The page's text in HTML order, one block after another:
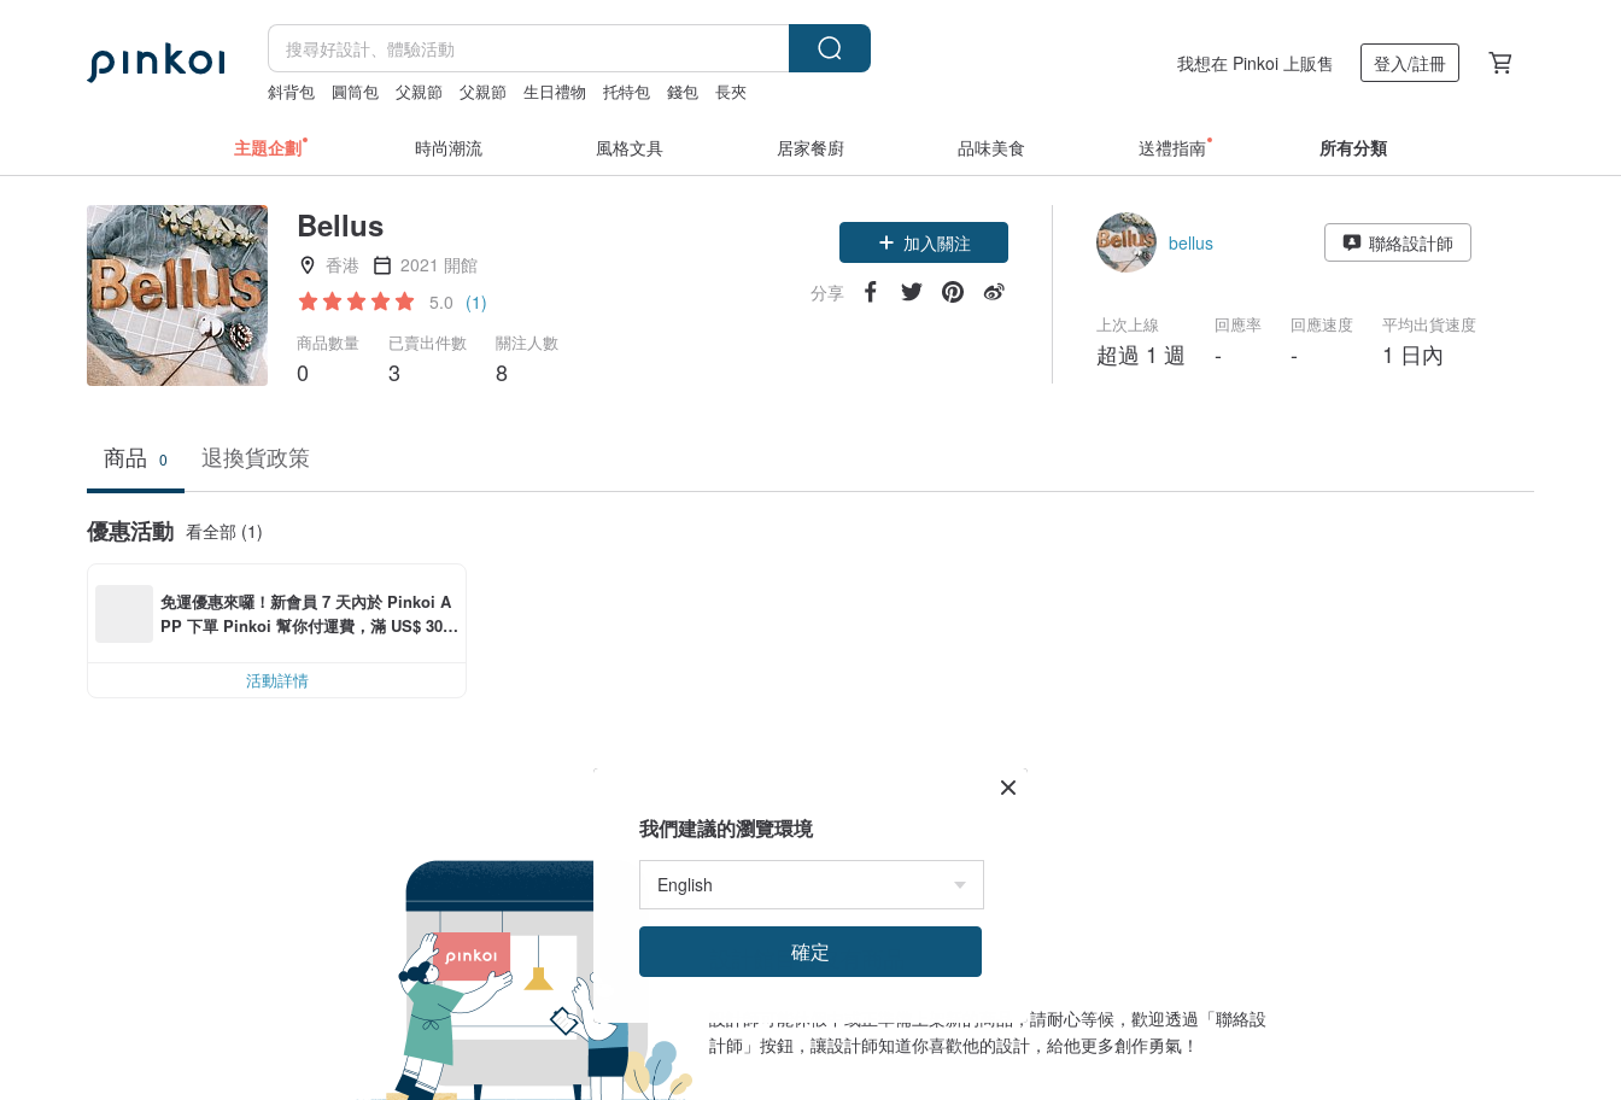
斜背包 圓筒包 父親節 父親節 生日禮物 托特包 錢包 長夾
我想在 Pinkoi 上販售 登入/註冊
主題企劃 時尚潮流 風格文具 居家餐廚 品味美食 送禮指南 所有分類
Bellus
香港
2021 開館
5.0 (1)
商品數量
0
已賣出件數
3
關注人數
8
加入關注
分享
bellus 聯絡設計師
上次上線
超過 1 週
回應率
-
回應速度
-
平均出貨速度
1 日內
商品 0 退換貨政策
優惠活動 看全部 (1)
免運優惠來囉！新會員 7 天內於 Pinkoi A
PP 下單 Pinkoi 幫你付運費，滿 US$ 30.0
活動詳情
設計館目前沒有商品
設計師可能休假中或正準備上架新的商品，請耐心等候，歡迎透過「聯絡設
計師」按鈕，讓設計師知道你喜歡他的設計，給他更多創作勇氣！
我們建議的瀏覽環境
確定